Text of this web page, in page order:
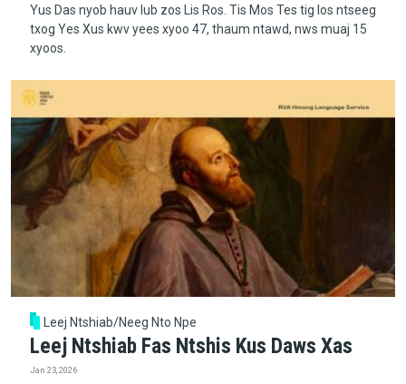
Yus Das nyob hauv lub zos Lis Ros. Tis Mos Tes tig los ntseeg
txog Yes Xus kwv yees xyoo 47, thaum ntawd, nws muaj 15
xyoos.
Leej Ntshiab/Neeg Nto Npe
Leej Ntshiab Fas Ntshis Kus Daws Xas
Jan 23, 2026